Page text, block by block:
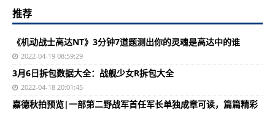
推荐
《机动战士高达NT》3分钟7道题测出你的灵魂是高达中的谁
2022-04-19 08:59:29
3月6日拆包数据大全：战舰少女R拆包大全
2022-04-18 20:01:45
嘉德秋拍预览|一部第二野战军首任军长单独成章可读，篇篇精彩